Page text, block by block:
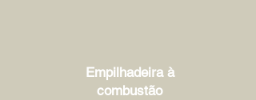
Empilhadeira à
combustão